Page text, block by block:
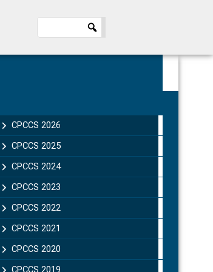
Sidebar
CPCCS 2026
CPCCS 2025
CPCCS 2024
CPCCS 2023
CPCCS 2022
CPCCS 2021
CPCCS 2020
CPCCS 2019 .